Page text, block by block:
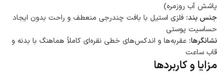
پاشش آب روزمره)
جنس بند: فلزی استیل با بافت چند‌رجی منعطف و راحت بدون ایجاد
حساسیت پوستی
نشانگرها: عقربه‌ها و اندکس‌های خطی نقره‌ای کاملاً هماهنگ با بدنه و
قاب ساعت
مزایا و کاربردها